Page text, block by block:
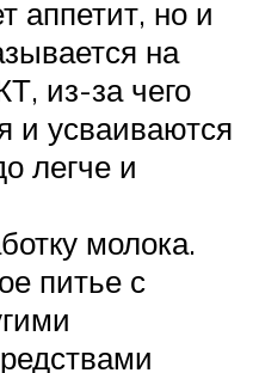
аппетит, но и
на
из-за чего
и усваиваются
легче и
молока.
питье с